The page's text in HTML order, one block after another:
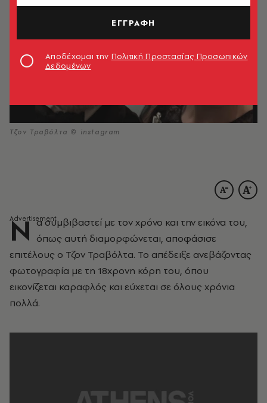
Τζον Τραβόλτα © instagram
Ν α συμβιβαστεί με τον χρόνο και την εικόνα του,
όπως αυτή διαμορφώνεται, αποφάσισε
επιτέλους ο Τζον Τραβόλτα. Το απέδειξε ανεβάζοντας
φωτογραφία με τη 18χρονη κόρη του, όπου
εικονίζεται καραφλός και εύχεται σε όλους χρόνια
πολλά.
ΕΓΓΡΑΦΗ
Αποδέχομαι την Πολιτική Προστασίας Προσωπικών
Δεδομένων